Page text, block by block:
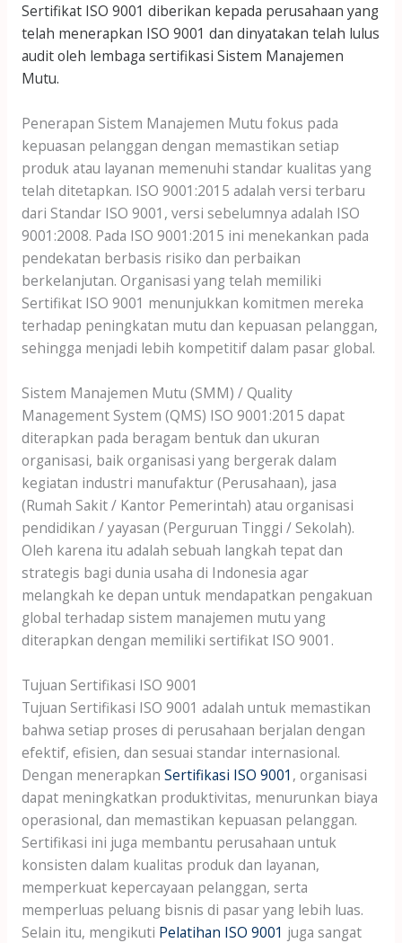
Sertifikat ISO 9001 diberikan kepada perusahaan yang
telah menerapkan ISO 9001 dan dinyatakan telah lulus
audit oleh lembaga sertifikasi Sistem Manajemen
Mutu.
Penerapan Sistem Manajemen Mutu fokus pada
kepuasan pelanggan dengan memastikan setiap
produk atau layanan memenuhi standar kualitas yang
telah ditetapkan. ISO 9001:2015 adalah versi terbaru
dari Standar ISO 9001, versi sebelumnya adalah ISO
9001:2008. Pada ISO 9001:2015 ini menekankan pada
pendekatan berbasis risiko dan perbaikan
berkelanjutan. Organisasi yang telah memiliki
Sertifikat ISO 9001 menunjukkan komitmen mereka
terhadap peningkatan mutu dan kepuasan pelanggan,
sehingga menjadi lebih kompetitif dalam pasar global.
Sistem Manajemen Mutu (SMM) / Quality
Management System (QMS) ISO 9001:2015 dapat
diterapkan pada beragam bentuk dan ukuran
organisasi, baik organisasi yang bergerak dalam
kegiatan industri manufaktur (Perusahaan), jasa
(Rumah Sakit / Kantor Pemerintah) atau organisasi
pendidikan / yayasan (Perguruan Tinggi / Sekolah).
Oleh karena itu adalah sebuah langkah tepat dan
strategis bagi dunia usaha di Indonesia agar
melangkah ke depan untuk mendapatkan pengakuan
global terhadap sistem manajemen mutu yang
diterapkan dengan memiliki sertifikat ISO 9001.
Tujuan Sertifikasi ISO 9001
Tujuan Sertifikasi ISO 9001 adalah untuk memastikan
bahwa setiap proses di perusahaan berjalan dengan
efektif, efisien, dan sesuai standar internasional.
Dengan menerapkan Sertifikasi ISO 9001 , organisasi
dapat meningkatkan produktivitas, menurunkan biaya
operasional, dan memastikan kepuasan pelanggan.
Sertifikasi ini juga membantu perusahaan untuk
konsisten dalam kualitas produk dan layanan,
memperkuat kepercayaan pelanggan, serta
memperluas peluang bisnis di pasar yang lebih luas.
Selain itu, mengikuti Pelatihan ISO 9001 juga sangat